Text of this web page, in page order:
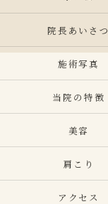
院長あいさつ
施術写真
当院の特徴
美容
肩こり
アクセス